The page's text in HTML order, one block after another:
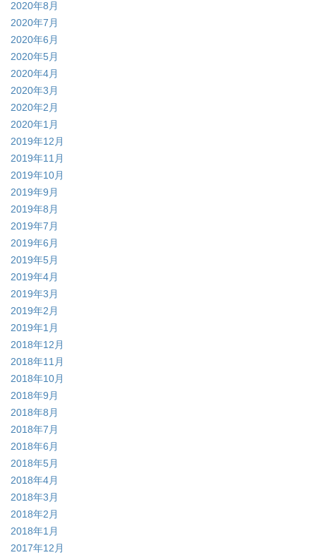
2020年8月
2020年7月
2020年6月
2020年5月
2020年4月
2020年3月
2020年2月
2020年1月
2019年12月
2019年11月
2019年10月
2019年9月
2019年8月
2019年7月
2019年6月
2019年5月
2019年4月
2019年3月
2019年2月
2019年1月
2018年12月
2018年11月
2018年10月
2018年9月
2018年8月
2018年7月
2018年6月
2018年5月
2018年4月
2018年3月
2018年2月
2018年1月
2017年12月